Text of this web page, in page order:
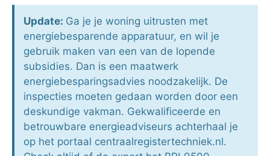
Update: Ga je je woning uitrusten met
energiebesparende apparatuur, en wil je
gebruik maken van een van de lopende
subsidies. Dan is een maatwerk
energiebesparingsadvies noodzakelijk. De
inspecties moeten gedaan worden door een
deskundige vakman. Gekwalificeerde en
betrouwbare energieadviseurs achterhaal je
op het portaal centraalregistertechniek.nl.